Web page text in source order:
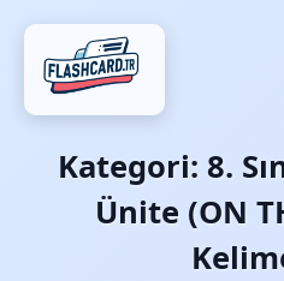
Kategori: 8.
Ünite (ON